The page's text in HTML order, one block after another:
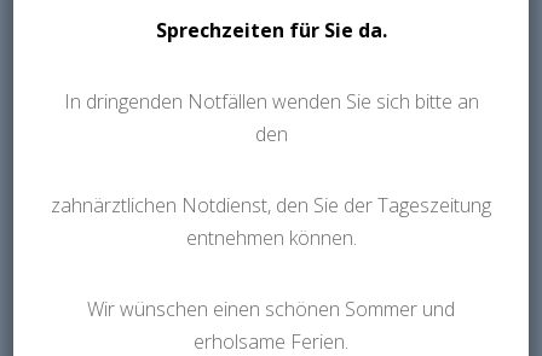
UNSERE LEISTUNGEN
Sprechzeiten für Sie da.
In dringenden Notfällen wenden Sie sich bitte an
den
zahnärztlichen Notdienst, den Sie der Tageszeitung
entnehmen können.
Wir wünschen einen schönen Sommer und
erholsame Ferien.